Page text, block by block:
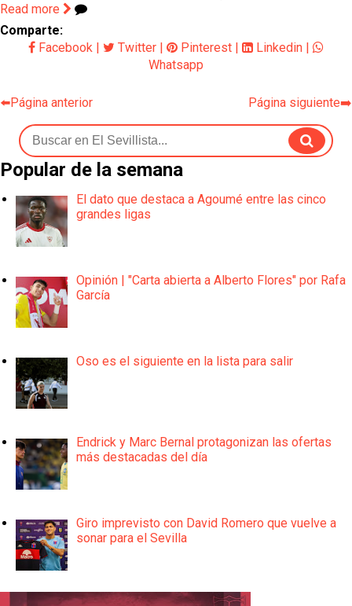
Read more
Comparte:
Facebook | Twitter | Pinterest | Linkedin |
Whatsapp
⬅️Página anterior Página siguiente➡️
Popular de la semana
El dato que destaca a Agoumé entre las cinco
grandes ligas
Opinión | "Carta abierta a Alberto Flores" por Rafa
García
Oso es el siguiente en la lista para salir
Endrick y Marc Bernal protagonizan las ofertas
más destacadas del día
Giro imprevisto con David Romero que vuelve a
sonar para el Sevilla